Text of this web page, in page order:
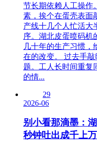
节长期依赖人工操作
素，挨个在蛋壳表面
产线十几个人忙活大
序。湖北皮蛋喷码机
几十年的生产习惯，
在的改变。 过去手
题。工人长时间重复
的情...
29
2026-06
别小看那滴墨：
秒钟吐出成千上